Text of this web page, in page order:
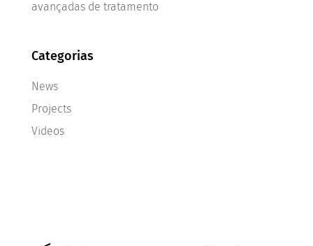
avançadas de tratamento
Categorias
News
Projects
Videos